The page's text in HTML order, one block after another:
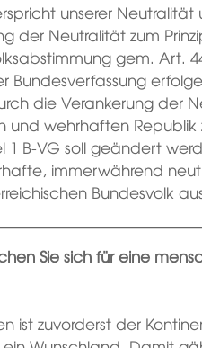
unserer
der Neutralität zum
gem. Art.
die Verankerung der
und wehrhaften Republik
1 B-VG soll geändert
immerwährend
Bundesvolk
Sie sich für eine
ist zuvorderst der